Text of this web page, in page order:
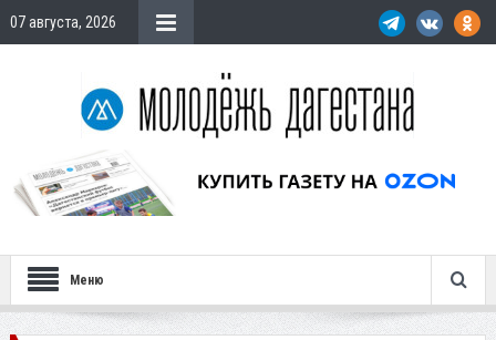
07 августа, 2026
Меню